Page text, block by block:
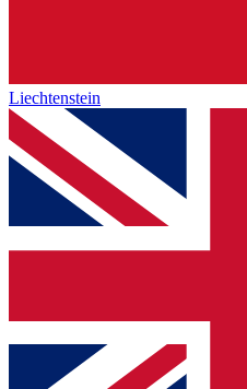
Liechtenstein